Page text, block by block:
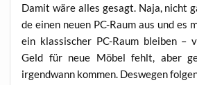
Damit wäre alles gesagt. Naja, nicht
de einen neu­en PC-Raum aus und es
ein klas­si­scher PC-Raum blei­ben –
Geld für neue Möbel fehlt, aber
irgend­wann kom­men. Des­we­gen